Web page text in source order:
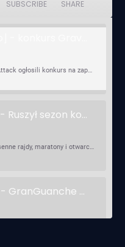
SUBSCRIBE SHARE
Organizatorzy Gravel Attack ogłosili konkurs na zaprojektowanie koszulki. Varmia Gravel 2023 przypomina o możliwości podzielenia opłaty startowej na dwie raty 50/50 – na zero procent! …
DDR #75 [info] - Ruszył sezon kolarski! Pierwszy Brevet Race Through Poland, Otwarcie sezonu Rajdy Dla Frajdy, Ankieta Rowerowa, przygotowania do Race Around Poland
Za nami pierwsze wiosenne rajdy, maratony i otwarcia sezonu, choć w Gdańsku zima nie powiedziała jeszcze ostatniego słowa bo właśnie pada śnieg. Linki: ⁠http://watahaultrarace.pl/⁠⁠https://rajdydlafrajdy.pl/⁠https://brevety.pl/brevets⁠⁠https://racearoundpoland.pl/⁠⁠https://granguanche.com/audax/audaxgravel/⁠⁠Ankieta Rowerowa…
DDR #74 [info] - GranGuanche Gravel startuje w piątek! Wataha Ultra Race Wiosna - zaprasza Mateusz Szafraniec. Dwie samochwałki